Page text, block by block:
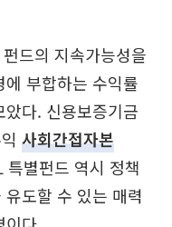
드의 지속가능성을
부합하는 수익률
다. 신용보증기금
사회간접자본
별펀드 역시 정책
도할 수 있는 매력